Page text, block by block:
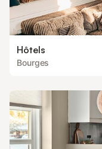
Hôtels
Bourges